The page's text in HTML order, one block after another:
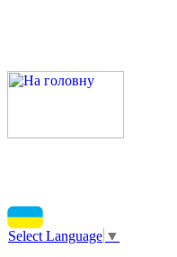
Select Language ▼